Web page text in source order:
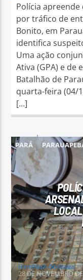
Polícia
por tráfico de
Bonito, em
identifica
Uma ação
Ativa (GPA) e de
Batalhão de
quarta-feira (04/
[…]
PARÁ
Henrique Gonzaga
28 DE NOVEMBRO